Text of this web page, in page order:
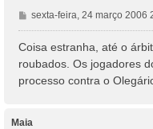
M
e
a
g
sexta-feira, 24 março 2006
Coisa estranha, até o
roubados. Os jogadores
processo contra o
Maia